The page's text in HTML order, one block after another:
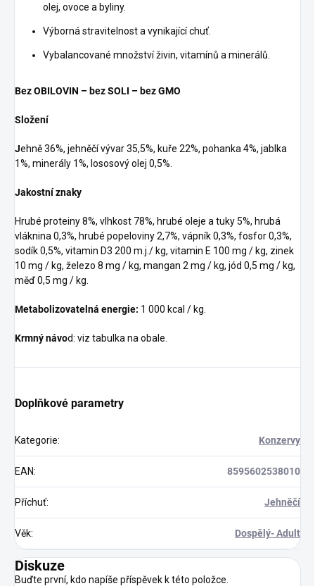
olej, ovoce a byliny.
Výborná stravitelnost a vynikající chuť.
Vybalancované množství živin, vitamínů a minerálů.
Bez OBILOVIN – bez SOLI – bez GMO
Složení
Jehně 36%, jehněčí vývar 35,5%, kuře 22%, pohanka 4%, jablka
1%, minerály 1%, lososový olej 0,5%.
Jakostní znaky
Hrubé proteiny 8%, vlhkost 78%, hrubé oleje a tuky 5%, hrubá
vláknina 0,3%, hrubé popeloviny 2,7%, vápník 0,3%, fosfor 0,3%,
sodík 0,5%, vitamin D3 200 m.j./ kg, vitamin E 100 mg / kg, zinek
10 mg / kg, železo 8 mg / kg, mangan 2 mg / kg, jód 0,5 mg / kg,
měď 0,5 mg / kg.
Metabolizovatelná energie: 1 000 kcal / kg.
Krmný návod: viz tabulka na obale.
Doplňkové parametry
Kategorie: Konzervy
EAN: 8595602538010
Příchuť: Jehněčí
Věk: Dospělý- Adult
Diskuze
Buďte první, kdo napíše příspěvek k této položce.